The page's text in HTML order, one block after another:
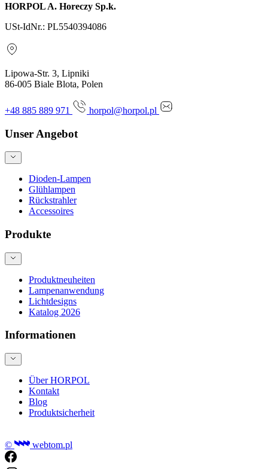
HORPOL A. Horeczy Sp.k.
USt-IdNr.: PL5540394086
Lipowa-Str. 3, Lipniki
86-005 Biale Blota, Polen
+48 885 889 971 horpol@horpol.pl
Unser Angebot
Dioden-Lampen
Glühlampen
Rückstrahler
Accessoires
Produkte
Produktneuheiten
Lampenanwendung
Lichtdesigns
Katalog 2026
Informationen
Über HORPOL
Kontakt
Blog
Produktsicherheit
© webtom.pl